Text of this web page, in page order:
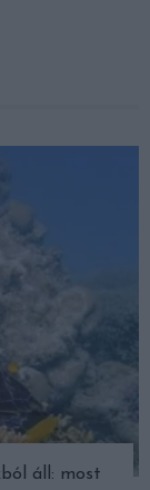
áll: most